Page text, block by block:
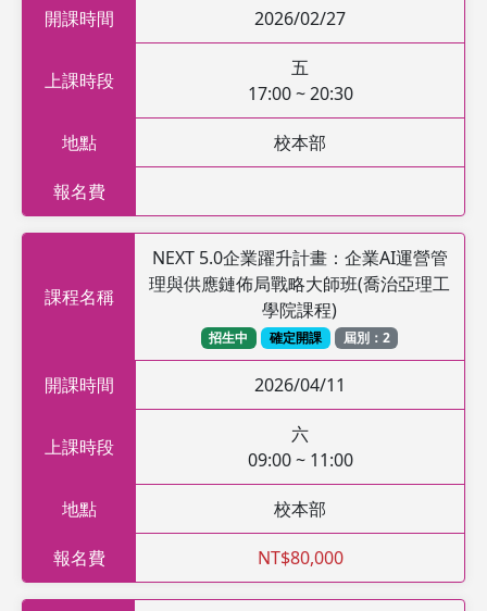
開課時間 2026/02/27
上課時段
五
17:00 ~ 20:30
地點 校本部
報名費
課程名稱
NEXT 5.0企業躍升計畫：企業AI運營管
理與供應鏈佈局戰略大師班(喬治亞理工
學院課程)
招生中 確定開課 屆別：2
開課時間 2026/04/11
上課時段
六
09:00 ~ 11:00
地點 校本部
報名費 NT$80,000